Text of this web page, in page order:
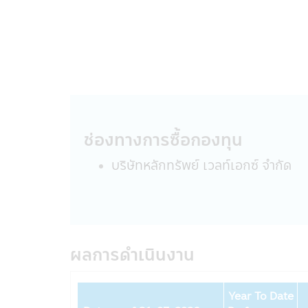
• กรณีกองทุนรวมที่มีการลงทุนในต่า
• กองทุนรวมมีประกัน ผู้ลงทุนที่ถือห
บริษัทหลักทรัพย์จัดการกองทุน ซีไอเอ็
ท่านให้ข้อมูลกับบริษัทฯ โดยลูกค้ามีสิท
เตรียมสินค้าและบริการที่ดียิ่งขึ้นทีเหมา
การใช้รหัสผ่าน
ความรับผิดชอบในการเก็บดูแลรหัสผ่
ช่องทางการซื้อกองทุน
บริษัทหลักทรัพย์ เวลท์เอกซ์ จํากัด
ผลการดำเนินงาน
Year To Date